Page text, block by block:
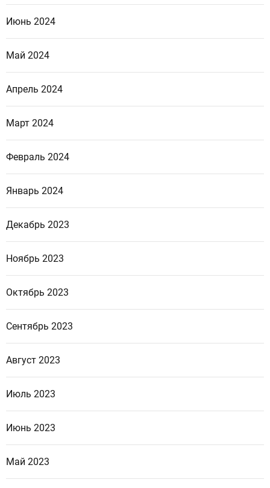
Июнь 2024
Май 2024
Апрель 2024
Март 2024
Февраль 2024
Январь 2024
Декабрь 2023
Ноябрь 2023
Октябрь 2023
Сентябрь 2023
Август 2023
Июль 2023
Июнь 2023
Май 2023